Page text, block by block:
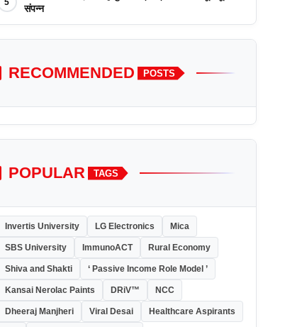
5
संपन्न
RECOMMENDED POSTS
POPULAR TAGS
Invertis University LG Electronics Mica
SBS University ImmunoACT Rural Economy
Shiva and Shakti ‘ Passive Income Role Model ’
Kansai Nerolac Paints DRiV™ NCC
Dheeraj Manjheri Viral Desai Healthcare Aspirants